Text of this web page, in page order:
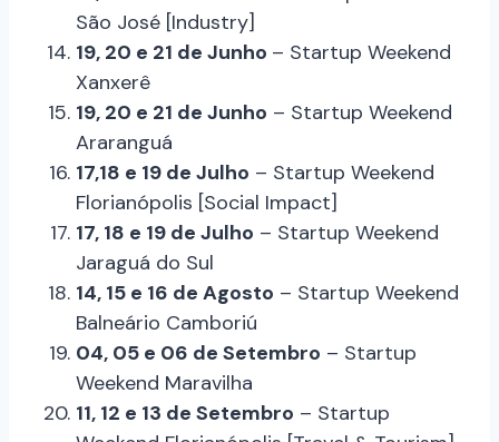
São José [Industry]
19, 20 e 21 de Junho – Startup Weekend
Xanxerê
19, 20 e 21 de Junho – Startup Weekend
Araranguá
17,18 e 19 de Julho – Startup Weekend
Florianópolis [Social Impact]
17, 18 e 19 de Julho – Startup Weekend
Jaraguá do Sul
14, 15 e 16 de Agosto – Startup Weekend
Balneário Camboriú
04, 05 e 06 de Setembro – Startup
Weekend Maravilha
11, 12 e 13 de Setembro – Startup